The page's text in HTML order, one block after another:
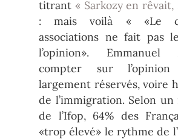
titrant « Sarkozy en
: mais voilà « «Le
associations ne fait pas
l’opinion».
compter sur
largement réservés, voire
de l’immigration. Selon
de l’Ifop, 64% des
«trop élevé» le rythme de